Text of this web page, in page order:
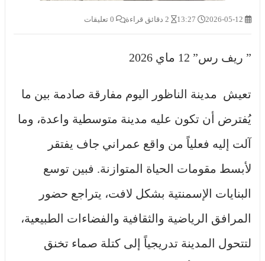
” ريف رس” 12 ماي 2026
تعيش مدينة الناظور اليوم مفارقة صادمة بين ما
يُفترض أن تكون عليه مدينة متوسطية واعدة، وما
آلت إليه فعلياً من واقع عمراني جاف يفتقر
لأبسط مقومات الحياة المتوازنة. فبين توسع
البنايات الإسمنتية بشكل لافت، يتراجع حضور
المرافق الرياضية والثقافية والفضاءات الطبيعية،
لتتحول المدينة تدريجياً إلى كتلة صماء تخنق